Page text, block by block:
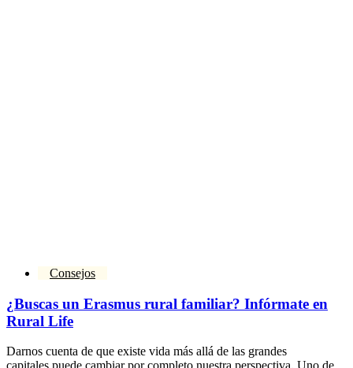
Consejos
¿Buscas un Erasmus rural familiar? Infórmate en
Rural Life
Darnos cuenta de que existe vida más allá de las grandes